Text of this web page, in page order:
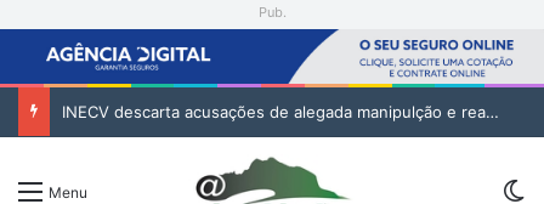
Pub.
INECV descarta acusações de alegada manipulção e reafirma independência e rigor das estatísticas oficiais
Menu